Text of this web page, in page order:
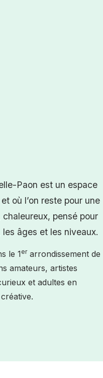
Paon est un espace
où l’on reste pour une
pensé pour
âges et les niveaux.
le 1erarrondissement de
amateurs, artistes
et adultes en